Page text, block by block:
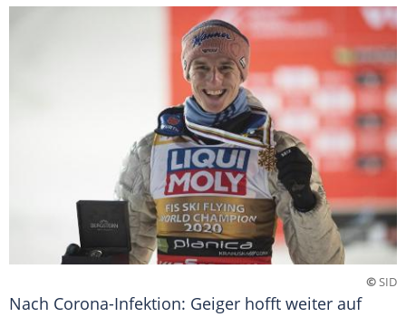
©SID
Nach Corona-Infektion: Geiger hofft weiter auf